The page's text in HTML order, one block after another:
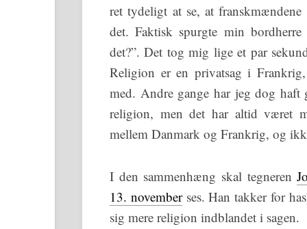
ret tydeligt at se, at
det. Faktisk spurgte min
det?”. Det tog mig lige et par
Religion er en privatsag i
med. Andre gange har jeg dog haft
religion, men det har altid været
mellem Danmark og Frankrig, og
I den sammenhæng skal tegneren
13. novemberses. Han takker for
sig mere religion indblandet i sagen.